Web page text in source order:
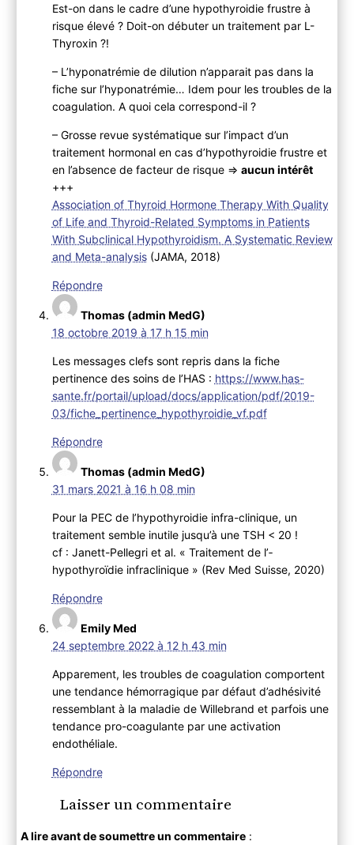
Est-on dans le cadre d’une hypothyroidie frustre à
risque élevé ? Doit-on débuter un traitement par L-
Thyroxin ?!
– L’hyponatrémie de dilution n’apparait pas dans la
fiche sur l’hyponatrémie… Idem pour les troubles de la
coagulation. A quoi cela correspond-il ?
– Grosse revue systématique sur l’impact d’un
traitement hormonal en cas d’hypothyroidie frustre et
en l’absence de facteur de risque => aucun intérêt
+++
Association of Thyroid Hormone Therapy With Quality
of Life and Thyroid-Related Symptoms in Patients
With Subclinical Hypothyroidism. A Systematic Review
and Meta-analysis(JAMA, 2018)
Répondre
Thomas (admin MedG)
18 octobre 2019 à 17 h 15 min
Les messages clefs sont repris dans la fiche
pertinence des soins de l’HAS : https://www.has-
sante.fr/portail/upload/docs/application/pdf/2019-
03/fiche_pertinence_hypothyroidie_vf.pdf
Répondre
Thomas (admin MedG)
31 mars 2021 à 16 h 08 min
Pour la PEC de l’hypothyroidie infra-clinique, un
traitement semble inutile jusqu’à une TSH < 20 !
cf : Janett-Pellegri et al. « Traitement de l’­
hypothyroïdie ­infraclinique » (Rev Med Suisse, 2020)
Répondre
Emily Med
24 septembre 2022 à 12 h 43 min
Apparement, les troubles de coagulation comportent
une tendance hémorragique par défaut d’adhésivité
ressemblant à la maladie de Willebrand et parfois une
tendance pro-coagulante par une activation
endothéliale.
Répondre
Laisser un commentaire
A lire avant de soumettre un commentaire: